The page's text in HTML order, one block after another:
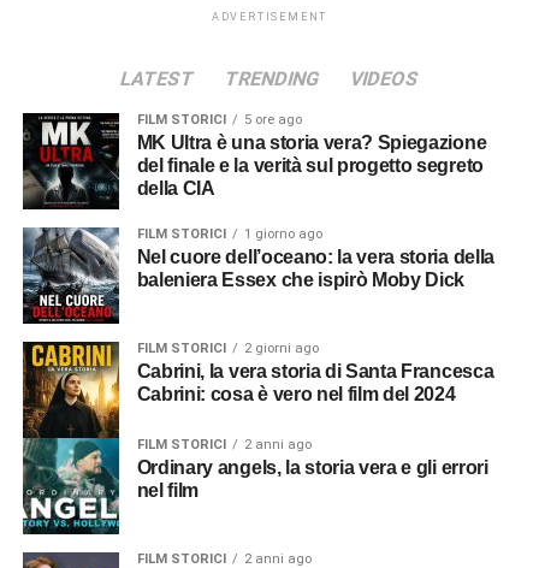
ADVERTISEMENT
LATEST TRENDING VIDEOS
FILM STORICI 5 ore ago
MK Ultra è una storia vera? Spiegazione
del finale e la verità sul progetto segreto
della CIA
FILM STORICI 1 giorno ago
Nel cuore dell’oceano: la vera storia della
baleniera Essex che ispirò Moby Dick
FILM STORICI 2 giorni ago
Cabrini, la vera storia di Santa Francesca
Cabrini: cosa è vero nel film del 2024
FILM STORICI 2 anni ago
Ordinary angels, la storia vera e gli errori
nel film
FILM STORICI 2 anni ago